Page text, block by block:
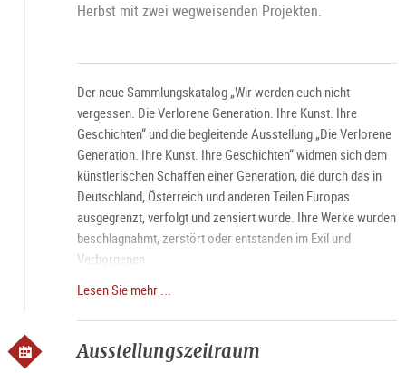
Herbst mit zwei wegweisenden Projekten.
Der neue Sammlungskatalog „Wir werden euch nicht
vergessen. Die Verlorene Generation. Ihre Kunst. Ihre
Geschichten“ und die begleitende Ausstellung „Die Verlorene
Generation. Ihre Kunst. Ihre Geschichten“ widmen sich dem
künstlerischen Schaffen einer Generation, die durch das in
Deutschland, Österreich und anderen Teilen Europas
ausgegrenzt, verfolgt und zensiert wurde. Ihre Werke wurden
beschlagnahmt, zerstört oder entstanden im Exil und
Verborgenen.
Voranmeldung.
Lesen Sie mehr ...
Ausstellungszeitraum